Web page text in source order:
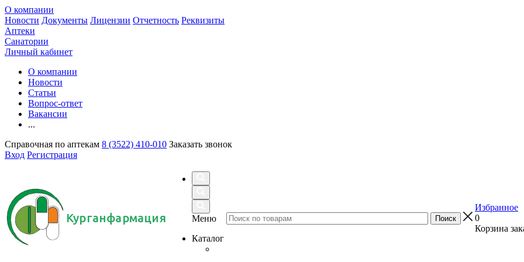
О компании
Новости Документы Лицензии Отчетность Реквизиты
Аптеки
Санатории
Личный кабинет
О компании
Новости
Статьи
Вопрос-ответ
Вакансии
...
Справочная по аптекам 8 (3522) 410-010 Заказать звонок
Вход Регистрация
Курганфармация
Меню
Каталог
Избранное
0
Корзина